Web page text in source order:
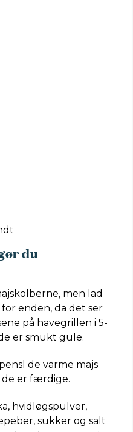
du
men lad
enden, da det ser
på havegrillen i 5-
er smukt gule.
de varme majs
de er færdige.
hvidløgspulver,
sukker og salt